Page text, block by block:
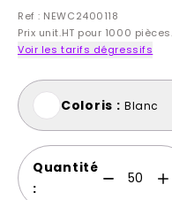
Ref : NEWC2400118
Prix unit.HT pour 1000
Voir les tarifs dégressifs
Coloris : Blanc
Quantité
: